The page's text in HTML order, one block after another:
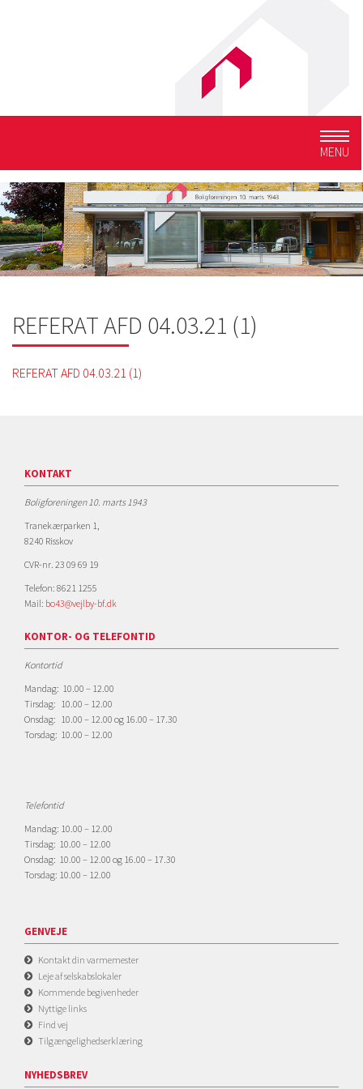
MENU
REFERAT AFD 04.03.21 (1)
REFERAT AFD 04.03.21 (1)
KONTAKT
Boligforeningen 10. marts 1943
Tranekærparken 1,
8240 Risskov
CVR-nr. 23 09 69 19
Telefon: 8621 1255
Mail: bo43@vejlby-bf.dk
KONTOR- OG TELEFONTID
Kontortid
Mandag: 10.00 – 12.00
Tirsdag: 10.00 – 12.00
Onsdag: 10.00 – 12.00 og 16.00 – 17.30
Torsdag: 10.00 – 12.00
Telefontid
Mandag: 10.00 – 12.00
Tirsdag: 10.00 – 12.00
Onsdag: 10.00 – 12.00 og 16.00 – 17.30
Torsdag: 10.00 – 12.00
GENVEJE
Kontakt din varmemester
Leje af selskabslokaler
Kommende begivenheder
Nyttige links
Find vej
Tilgængelighedserklæring
NYHEDSBREV